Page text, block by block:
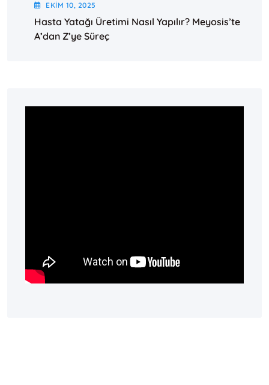
EKIM 10, 2025
Hasta Yatağı Üretimi Nasıl Yapılır? Meyosis’te
A’dan Z’ye Süreç